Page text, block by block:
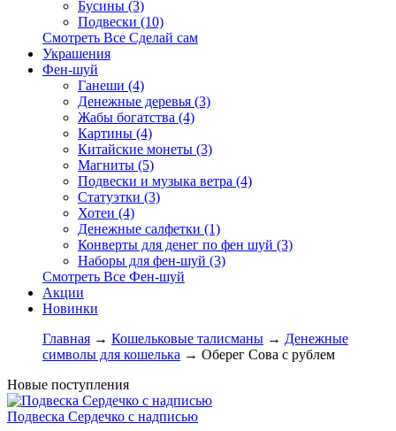
Бусины (3)
Подвески (10)
Смотреть Все Сделай сам
Украшения
Фен-шуй
Ганеши (4)
Денежные деревья (3)
Жабы богатства (4)
Картины (4)
Китайские монеты (3)
Магниты (5)
Подвески и музыка ветра (4)
Статуэтки (3)
Хотеи (4)
Денежные салфетки (1)
Конверты для денег по фен шуй (3)
Наборы для фен-шуй (3)
Смотреть Все Фен-шуй
Акции
Новинки
Главная → Кошельковые талисманы → Денежные
символы для кошелька → Оберег Сова с рублем
Новые поступления
Подвеска Сердечко с надписью